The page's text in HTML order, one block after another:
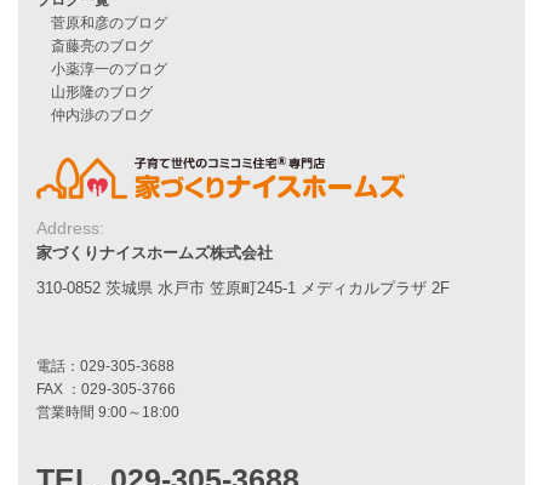
ハピネスシリーズ
Smart2030
Sシリーズ
シンプルな平屋
エコハウス
耐震性能
家づくりの流れ
7つのポイント
平屋をお考えの方へ
施工事例一覧
家づくりストーリー
Address:
家づくりナイスホームズ株式会社
310-0852 茨城県 水戸市 笠原町245-1 メディカルプラザ 2F